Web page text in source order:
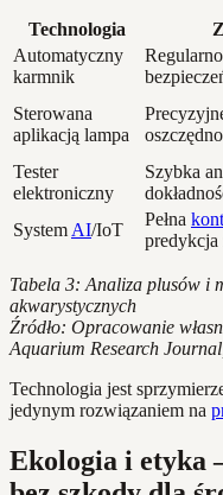
Technologia
Automatyczny
karmnik
Sterowana
aplikacją lampa
Tester
elektroniczny
Szybka
SystemAI/IoT
Pełna
predykcja
Tabela 3: Analiza plusów i
akwarystycznych
Źródło: Opracowanie
Aquarium Research
Technologia jest
jedynym rozwiązaniem na
Ekologia i etyka